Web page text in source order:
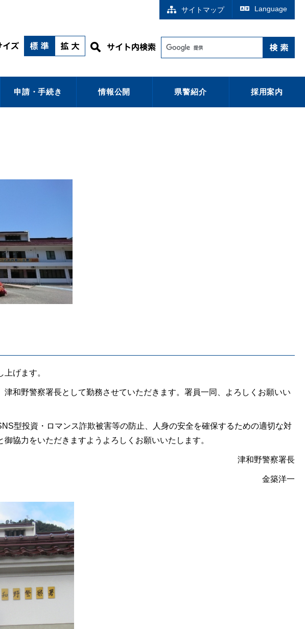
サイトマップ Language
申請・手続き 情報公開 県警紹介 採用案内
げます。
和野警察署長として勤務させていただきます。署員一同、よろしくお願いい
型投資・ロマンス詐欺被害等の防止、人身の安全を確保するための適切な対
協力をいただきますようよろしくお願いいたします。
津和野警察署長
金築洋一